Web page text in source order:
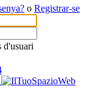
o Registrar-se
d'usuari